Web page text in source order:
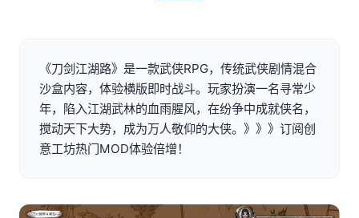
《刀剑江湖路》是一款武侠RPG，传统武侠剧情混合
沙盒内容，体验横版即时战斗。玩家扮演一名寻常少
年，陷入江湖武林的血雨腥风，在纷争中成就侠名，
搅动天下大势，成为万人敬仰的大侠。》》》订阅创
意工坊热门MOD体验倍增！